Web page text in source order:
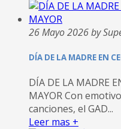
26 Mayo 2026 by
DÍA DE LA MADRE EN
DÍA DE LA MADRE
MAYOR Con
canciones, el GAD...
Leer mas +